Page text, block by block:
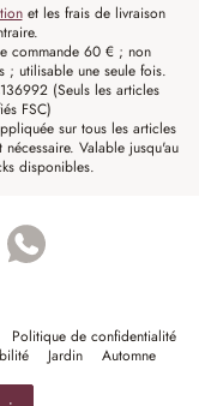
et les frais de livraison
commande 60 € ; non
; utilisable une seule fois.
(Seuls les articles
FSC)
sur tous les articles
Valable jusqu'au
disponibles.
Politique de confidentialité
Jardin
Automne